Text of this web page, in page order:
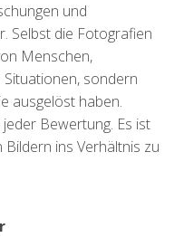
und
Selbst die Fotografien
Menschen,
sondern
ausgelöst haben.
Bewertung. Es ist
ins Verhältnis zu